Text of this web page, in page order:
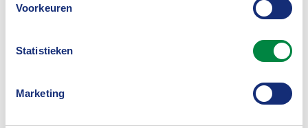
Voorkeuren
Statistieken
Marketing
telecombedrijven, energiebedrijven,
kunnen klanten attenderen op de website
geldfit.nl
signaleren. Zo vinden deze mensen de weg naar de